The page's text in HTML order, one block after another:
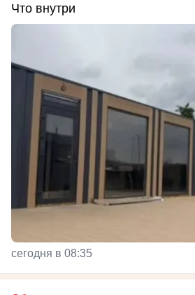
Что внутри
сегодня в 08:35